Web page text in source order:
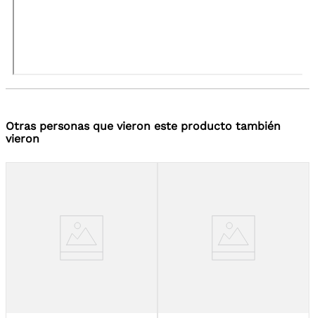
Otras personas que vieron este producto también
vieron